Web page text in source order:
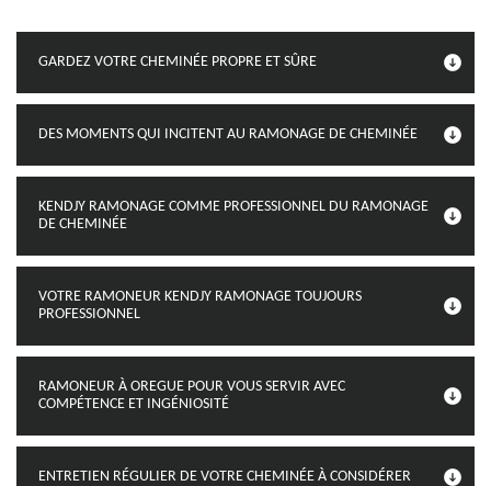
GARDEZ VOTRE CHEMINÉE PROPRE ET SÛRE
DES MOMENTS QUI INCITENT AU RAMONAGE DE CHEMINÉE
KENDJY RAMONAGE COMME PROFESSIONNEL DU RAMONAGE
DE CHEMINÉE
VOTRE RAMONEUR KENDJY RAMONAGE TOUJOURS
PROFESSIONNEL
RAMONEUR À OREGUE POUR VOUS SERVIR AVEC
COMPÉTENCE ET INGÉNIOSITÉ
ENTRETIEN RÉGULIER DE VOTRE CHEMINÉE À CONSIDÉRER